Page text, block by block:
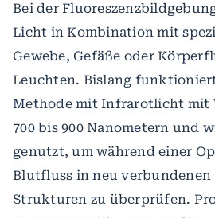
Bei der
Licht in Kombination mit
Gewebe, Gefäße oder
Leuchten. Bislang
Methode mit Infrarotlicht mit
700 bis 900 Nanometern und
genutzt, um während einer
Blutfluss in neu verbundenen
Strukturen zu überprüfen.